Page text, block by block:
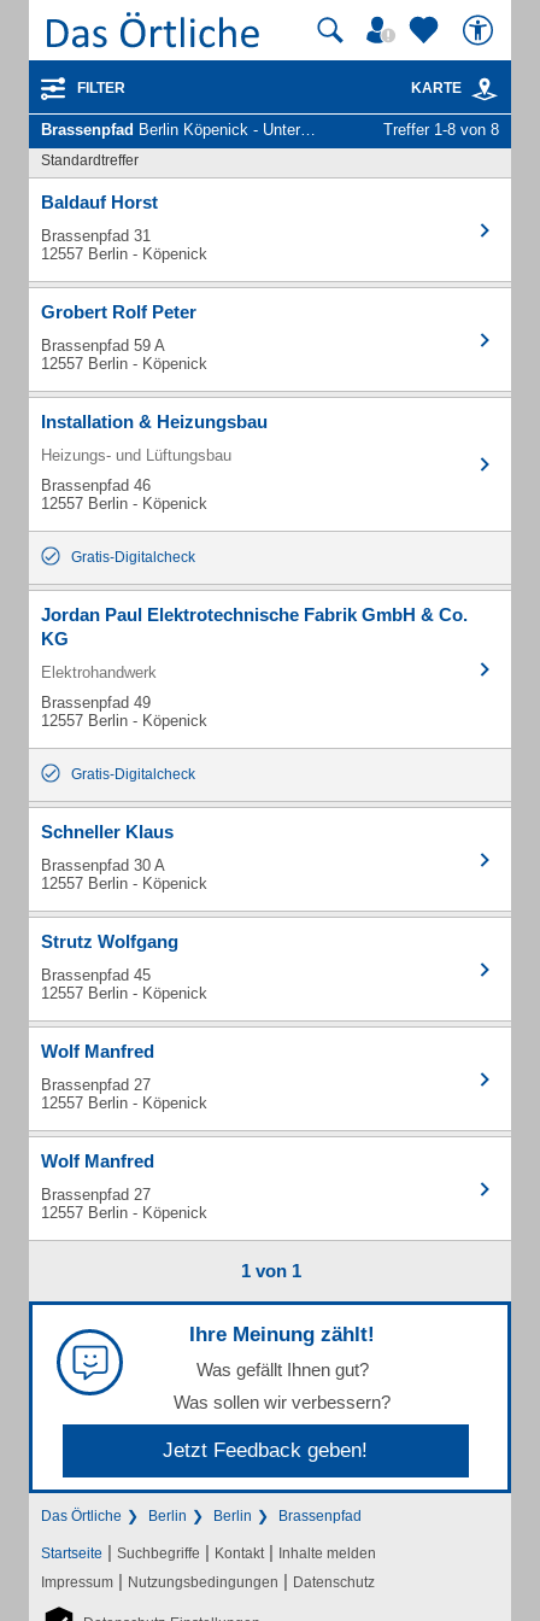
FILTER KARTE
Brassenpfad Berlin Köpenick - Unternehmen und Personen Treffer 1-8 von 8
Standardtreffer
Baldauf Horst
Brassenpfad 31
12557 Berlin - Köpenick
Grobert Rolf Peter
Brassenpfad 59 A
12557 Berlin - Köpenick
Installation & Heizungsbau
Heizungs- und Lüftungsbau
Brassenpfad 46
12557 Berlin - Köpenick
Gratis-Digitalcheck
Jordan Paul Elektrotechnische Fabrik GmbH & Co.
KG
Elektrohandwerk
Brassenpfad 49
12557 Berlin - Köpenick
Gratis-Digitalcheck
Schneller Klaus
Brassenpfad 30 A
12557 Berlin - Köpenick
Strutz Wolfgang
Brassenpfad 45
12557 Berlin - Köpenick
Wolf Manfred
Brassenpfad 27
12557 Berlin - Köpenick
Wolf Manfred
Brassenpfad 27
12557 Berlin - Köpenick
1 von 1
Ihre Meinung zählt!
Was gefällt Ihnen gut?
Was sollen wir verbessern?
Jetzt Feedback geben!
Das Örtliche Berlin Berlin Brassenpfad
Startseite | Suchbegriffe | Kontakt | Inhalte melden
Impressum | Nutzungsbedingungen | Datenschutz